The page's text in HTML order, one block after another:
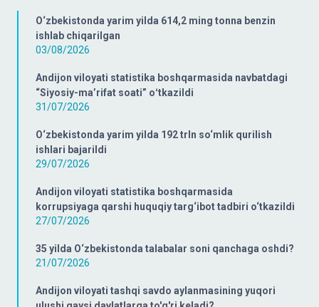
O‘zbekistonda yarim yilda 614,2 ming tonna benzin
ishlab chiqarilgan
03/08/2026
Andijon viloyati statistika boshqarmasida navbatdagi
“Siyosiy-ma’rifat soati” oʻtkazildi
31/07/2026
O‘zbekistonda yarim yilda 192 trln so‘mlik qurilish
ishlari bajarildi
29/07/2026
Andijon viloyati statistika boshqarmasida
korrupsiyaga qarshi huquqiy targ‘ibot tadbiri o‘tkazildi
27/07/2026
35 yilda O‘zbekistonda talabalar soni qanchaga oshdi?
21/07/2026
Andijon viloyati tashqi savdo aylanmasining yuqori